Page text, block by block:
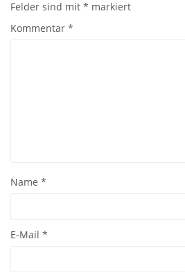
Felder sind mit * markiert
Kommentar *
Name *
E-Mail *